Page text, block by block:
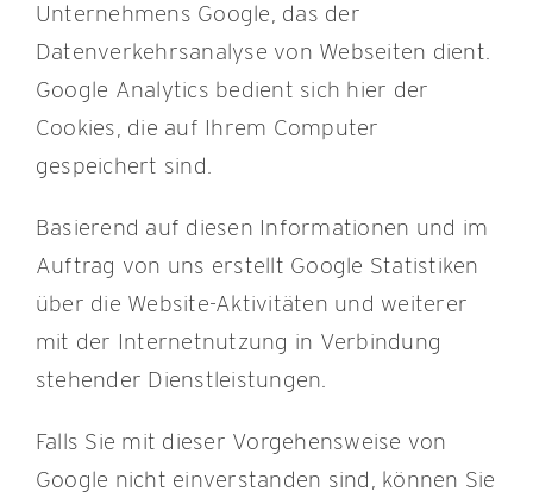
Unternehmens Google, das der
Datenverkehrsanalyse von Webseiten dient.
Google Analytics bedient sich hier der
Cookies, die auf Ihrem Computer
gespeichert sind.
Basierend auf diesen Informationen und im
Auftrag von uns erstellt Google Statistiken
über die Website-Aktivitäten und weiterer
mit der Internetnutzung in Verbindung
stehender Dienstleistungen.
Falls Sie mit dieser Vorgehensweise von
Google nicht einverstanden sind, können Sie